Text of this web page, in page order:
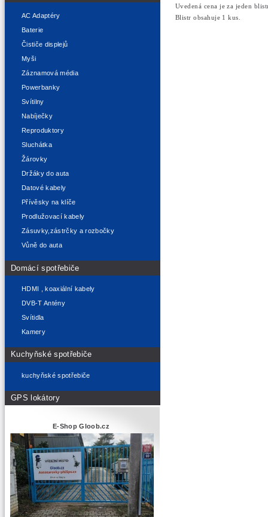
AC Adaptéry
Baterie
Čističe displejů
Myši
Záznamová média
Powerbanky
Svítilny
Nabíječky
Reproduktory
Sluchátka
Žárovky
Držáky do auta
Datové kabely
Přívěsky na klíče
Prodlužovací kabely
Zásuvky,zástrčky a rozbočky
Vůně do auta
Domácí spotřebiče
HDMI , koaxiální kabely
DVB-T Antény
Svítidla
Kamery
Kuchyňské spotřebiče
kuchyňské spotřebiče
GPS lokátory
E-Shop Gloob.cz
Uvedená cena je za jeden
Blistr obsahuje 1 kus.